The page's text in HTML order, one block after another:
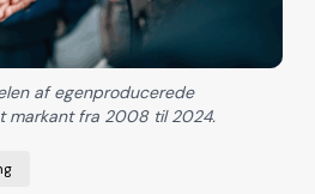
af egenproducerede
markant fra 2008 til 2024.